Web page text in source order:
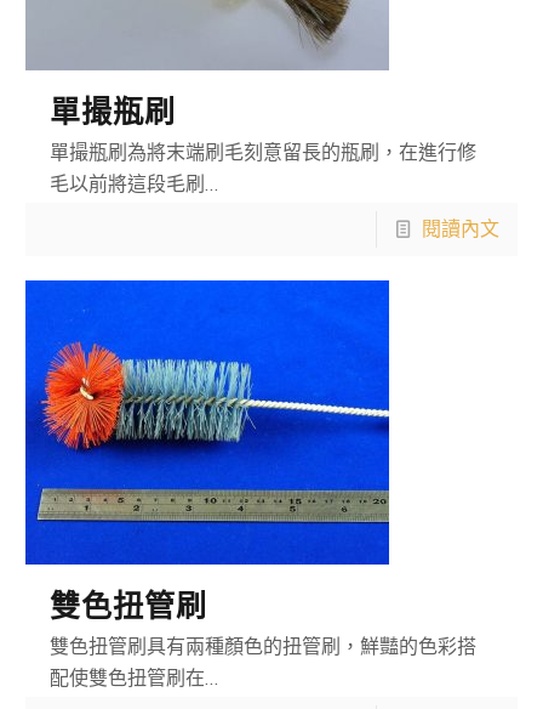
單撮瓶刷
單撮瓶刷為將末端刷毛刻意留長的瓶刷，在進行修
毛以前將這段毛刷…
閱讀內文
雙色扭管刷
雙色扭管刷具有兩種顏色的扭管刷，鮮豔的色彩搭
配使雙色扭管刷在…